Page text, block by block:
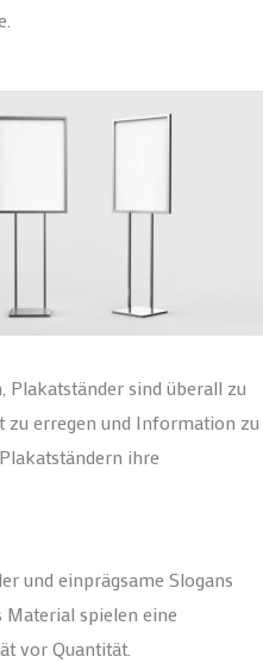
Plakatständer sind überall zu
erregen und Information zu
ihre
und einprägsame Slogans
Material spielen eine
vor Quantität.